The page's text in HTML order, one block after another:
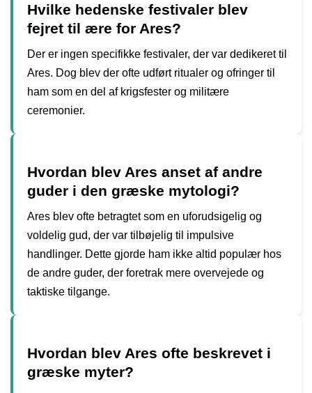
Hvilke hedenske festivaler blev
fejret til ære for Ares?
Der er ingen specifikke festivaler, der var dedikeret til
Ares. Dog blev der ofte udført ritualer og ofringer til
ham som en del af krigsfester og militære
ceremonier.
Hvordan blev Ares anset af andre
guder i den græske mytologi?
Ares blev ofte betragtet som en uforudsigelig og
voldelig gud, der var tilbøjelig til impulsive
handlinger. Dette gjorde ham ikke altid populær hos
de andre guder, der foretrak mere overvejede og
taktiske tilgange.
Hvordan blev Ares ofte beskrevet i
græske myter?